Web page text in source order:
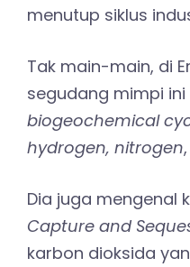
menutup siklus
Tak main-main, di
segudang mimpi
biogeochemical
hydrogen, nitrogen
Dia juga mengenal
Capture and
karbon dioksida